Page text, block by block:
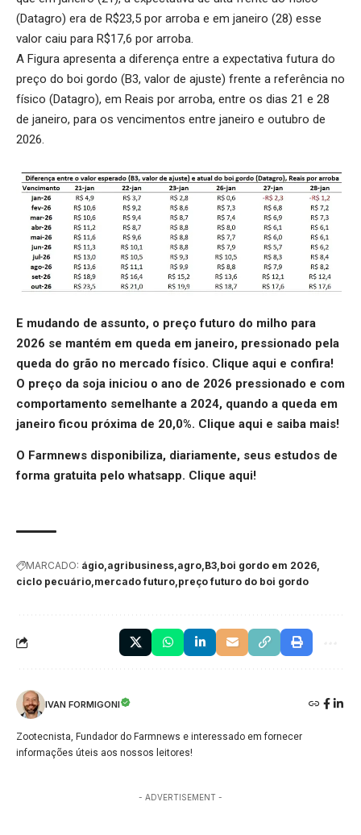
(Datagro) era de R$23,5 por arroba e em janeiro (28) esse
valor caiu para R$17,6 por arroba.
A Figura apresenta a diferença entre a expectativa futura do
preço do boi gordo (B3, valor de ajuste) frente a referência no
físico (Datagro), em Reais por arroba, entre os dias 21 e 28
de janeiro, para os vencimentos entre janeiro e outubro de
2026.
E mudando de assunto, o preço futuro do milho para
2026 se mantém em queda em janeiro, pressionado pela
queda do grão no mercado físico. Clique aqui e confira!
O preço da soja iniciou o ano de 2026 pressionado e com
comportamento semelhante a 2024, quando a queda em
janeiro ficou próxima de 20,0%. Clique aqui e saiba mais!
O Farmnews disponibiliza, diariamente, seus estudos de
forma gratuita pelo whatsapp. Clique aqui!
MARCADO: ágio agribusiness agro B3 boi gordo em 2026
ciclo pecuário mercado futuro preço futuro do boi gordo
IVAN FORMIGONI
Zootecnista, Fundador do Farmnews e interessado em fornecer
informações úteis aos nossos leitores!
- ADVERTISEMENT -